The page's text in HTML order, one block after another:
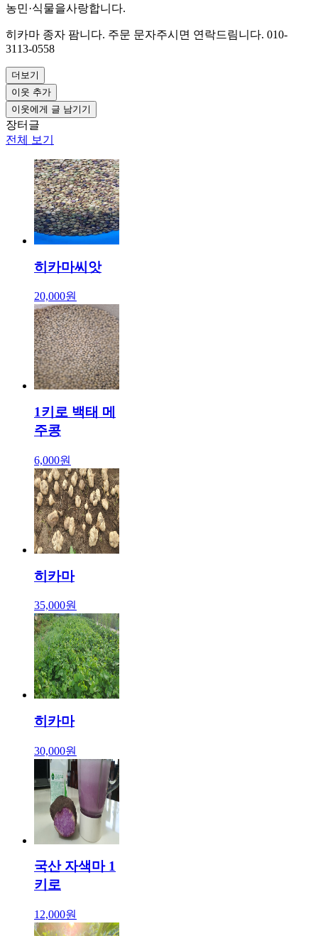
농민·식물을사랑합니다.
히카마 종자 팜니다. 주문 문자주시면 연락드림니다. 010-
3113-0558
더보기
이웃 추가
이웃에게 글 남기기
장터글
전체 보기
히카마씨앗
20,000원
1키로 백태 메
주콩
6,000원
히카마
35,000원
히카마
30,000원
국산 자색마 1
키로
12,000원